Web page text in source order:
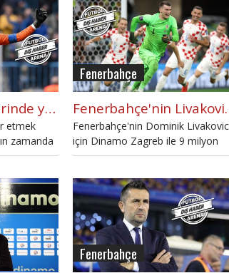
Livakovic transferinde yeni gelişme!
etmek
zamanda
iddia
Fenerbahçe
Fenerbahçe'nin Dominik Livakovic
için Dinamo Zagreb ile 9 milyon
euro karşılığında anlaşma
Fenerbahçe